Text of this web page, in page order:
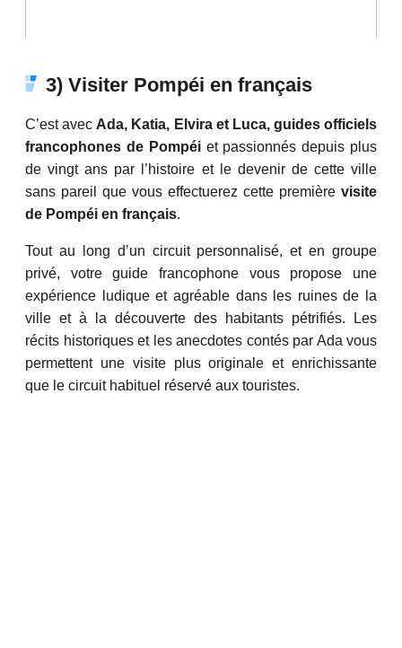
3) Visiter Pompéi en français
C’est avecAda, Katia, Elvira et Luca, guides officiels
francophones de Pompéiet passionnés depuis plus
de vingt ans par l’histoire et le devenir de cette ville
sans pareil que vous effectuerez cette première visite
de Pompéi en français.
Tout au long d’un circuit personnalisé, et en groupe
privé, votre guide francophone vous propose une
expérience ludique et agréable dans les ruines de la
ville et à la découverte des habitants pétrifiés. Les
récits historiques et les anecdotes contés par Ada vous
permettent une visite plus originale et enrichissante
que le circuit habituel réservé aux touristes.